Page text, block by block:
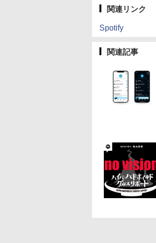
関連リンク
Spotify
関連記事